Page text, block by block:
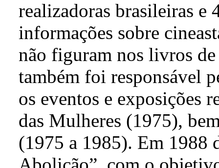
realizadoras brasileiras
informações sobre
não figuram nos livros
também foi responsável
os eventos e exposições
das Mulheres (1975),
(1975 a 1985). Em 1988